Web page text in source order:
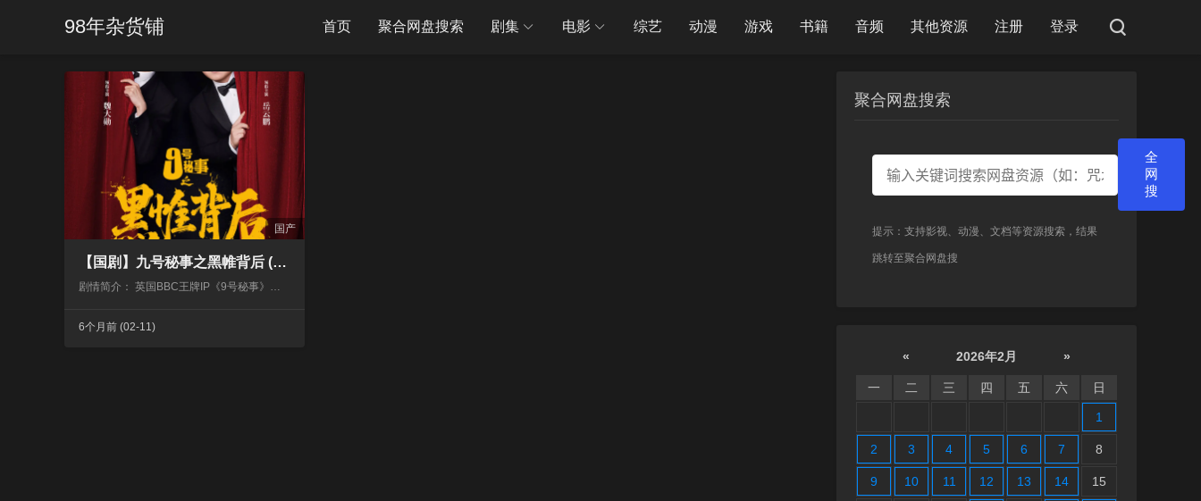
98年杂货铺 首页 聚合网盘搜索 剧集 电影 综艺 动漫 游戏 书籍 音频 其他资源 注册 登录
国产
【国剧】九号秘事之黑帷背后 (2026) 4K超高清 喜剧/悬疑 国语中字 夸克百度UC网盘
剧情简介： 英国BBC王牌IP《9号秘事》中国版，是BBC Studios在中国大陆首部与本土公司共研共创，针对中国市场量身打造的创新单元剧。每集一个独立故事，在封闭空间、规定时长下，展现人性反复，…
6个月前 (02-11)
聚合网盘搜索
全
网
搜
提示：支持影视、动漫、文档等资源搜索，结果
跳转至聚合网盘搜
« 2026年2月 »
一 二 三 四 五 六 日
1
2 3 4 5 6 7 8
9 10 11 12 13 14 15